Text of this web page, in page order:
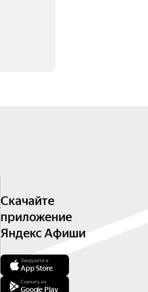
Скачайте
приложение
Яндекс Афиши
Загрузите в
App Store
Скачать из
Google Play